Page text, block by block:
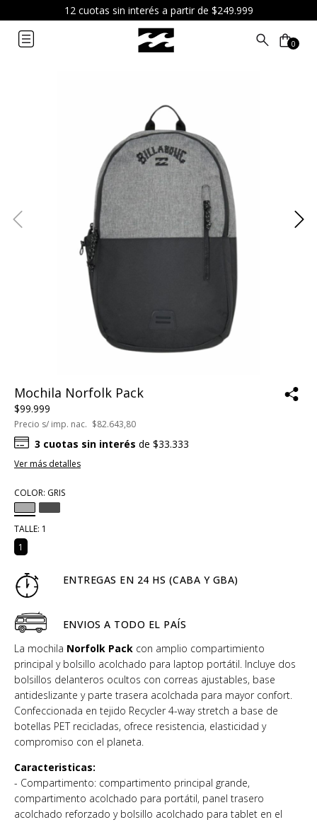
12 cuotas sin interés a partir de $249.999
0
Mochila Norfolk Pack
$99.999
Precio s/ imp. nac. $82.643,80
3 cuotas sin interés de $33.333
Ver más detalles
COLOR: GRIS
TALLE: 1
1
ENTREGAS EN 24 HS (CABA Y GBA)
ENVIOS A TODO EL PAÍS
La mochila Norfolk Pack con amplio compartimiento
principal y bolsillo acolchado para laptop portátil. Incluye dos
bolsillos delanteros ocultos con correas ajustables, base
antideslizante y parte trasera acolchada para mayor confort.
Confeccionada en tejido Recycler 4-way stretch a base de
botellas PET recicladas, ofrece resistencia, elasticidad y
compromiso con el planeta.
Caracteristicas:
- Compartimento: compartimento principal grande,
compartimento acolchado para portátil, panel trasero
acolchado reforzado y bolsillo acolchado para tablet en el